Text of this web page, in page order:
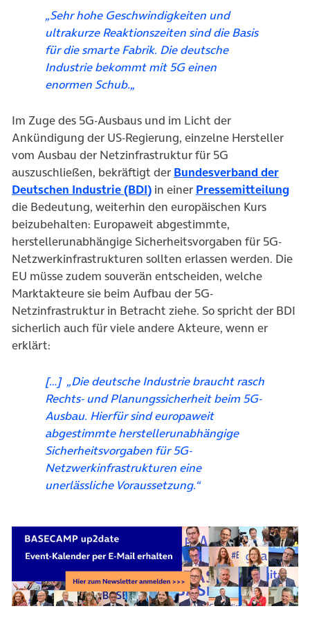
„Sehr hohe Geschwindigkeiten und
ultrakurze Reaktionszeiten sind die Basis
für die smarte Fabrik. Die deutsche
Industrie bekommt mit 5G einen
enormen Schub.„
Im Zuge des 5G-Ausbaus und im Licht der
Ankündigung der US-Regierung, einzelne Hersteller
vom Ausbau der Netzinfrastruktur für 5G
auszuschließen, bekräftigt der Bundesverband der
Deutschen Industrie (BDI)(öffnet in neuem Tab)
in einer Pressemitteilung
die Bedeutung, weiterhin den europäischen Kurs
beizubehalten: Europaweit abgestimmte,
herstellerunabhängige Sicherheitsvorgaben für 5G-
Netzwerkinfrastrukturen sollten erlassen werden. Die
EU müsse zudem souverän entscheiden, welche
Marktakteure sie beim Aufbau der 5G-
Netzinfrastruktur in Betracht ziehe. So spricht der BDI
sicherlich auch für viele andere Akteure, wenn er
erklärt:
[…] „Die deutsche Industrie braucht rasch
Rechts- und Planungssicherheit beim 5G-
Ausbau. Hierfür sind europaweit
abgestimmte herstellerunabhängige
Sicherheitsvorgaben für 5G-
Netzwerkinfrastrukturen eine
unerlässliche Voraussetzung.“